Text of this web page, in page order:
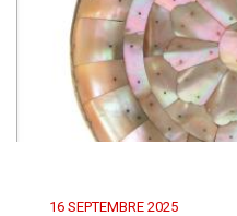
16 SEPTEMBRE 2025